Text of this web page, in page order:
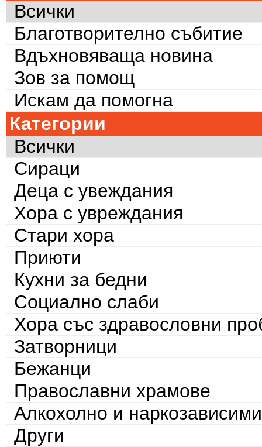
Всички
Благотворително събитие
Вдъхновяваща новина
Зов за помощ
Искам да помогна
Категории
Всички
Сираци
Деца с увеждания
Хора с увреждания
Стари хора
Приюти
Кухни за бедни
Социално слаби
Хора със здравословни
Затворници
Бежанци
Православни храмове
Алкохолно и наркозависими
Други